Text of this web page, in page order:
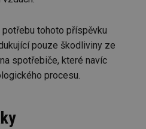
tohoto příspěvku
pouze škodliviny ze
spotřebiče, které navíc
procesu.